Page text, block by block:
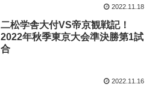
2022.11.18
二松学舎大付VS帝京観戦記！
2022年秋季東京大会準決勝第1試
合
2022.11.16